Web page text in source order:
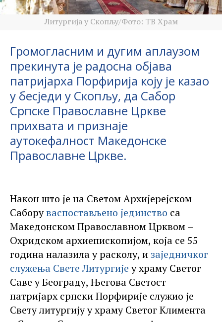
Литургија у Скопљу/Фото: ТВ Храм
Громогласним и дугим аплаузом
прекинута је радосна објава
патријарха Порфирија коју је казао
у бесједи у Скопљу, да Сабор
Српске Православне Цркве
прихвата и признаје
аутокефалност Македонске
Православне Цркве.
Након што је на Светом Архијерејском
Саборуваспостављено јединство са
Македонском Православном Црквом –
Охридском архиепископијом, која се 55
година налазила у расколу, изаједничког
служења Свете Литургијеу храму Светог
Саве у Београду, Његова Светост
патријарх српски Порфирије служио је
Свету литургију у храму Светог Климента